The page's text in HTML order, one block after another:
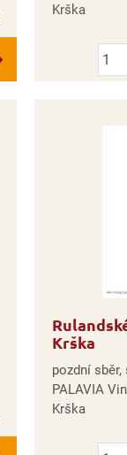
Krška
Krška
pozdní sběr,
PALAVIA
Krška